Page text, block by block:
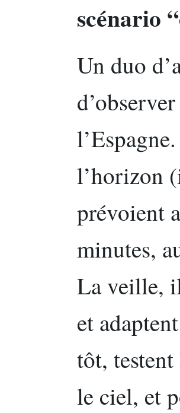
scénario
Un duo
l’horizon
prévoient
minutes,
La veille,
et
tôt,
le ciel, et